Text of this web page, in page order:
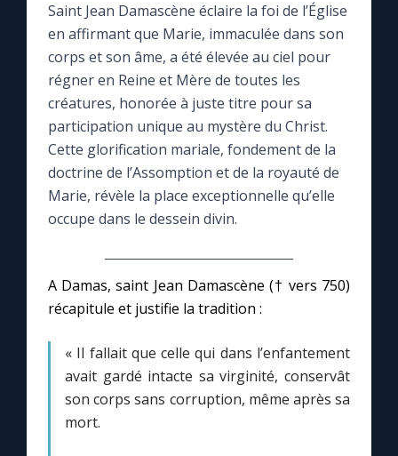
Le magazine
Le site internet
Questions-réponses
Prier au quotidien
Avec Thérèse de Lisieux
L'Évangile chaque jour
Marie qui défait les nœuds
Me consacrer à Jésus par Marie
Saint Jean Damascène éclaire la foi de l’Église
en affirmant que Marie, immaculée dans son
corps et son âme, a été élevée au ciel pour
régner en Reine et Mère de toutes les
créatures, honorée à juste titre pour sa
participation unique au mystère du Christ.
Cette glorification mariale, fondement de la
doctrine de l’Assomption et de la royauté de
Marie, révèle la place exceptionnelle qu’elle
occupe dans le dessein divin.
A Damas, saint Jean Damascène († vers 750)
récapitule et justifie la tradition :
« Il fallait que celle qui dans l’enfantement
avait gardé intacte sa virginité, conservât
son corps sans corruption, même après sa
mort.